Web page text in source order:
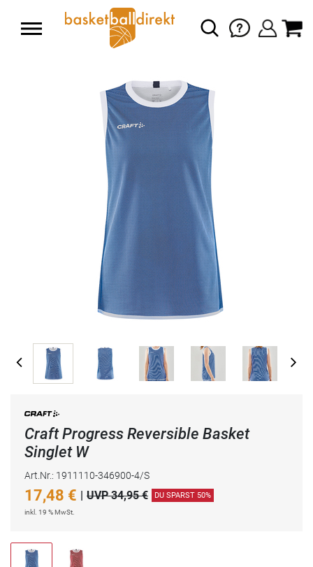
Craft Progress Reversible Basket
Singlet W
Art.Nr.: 1911110-346900-4/S
17,48 € | UVP 34,95 € DU SPARST 50%
inkl. 19 % MwSt.